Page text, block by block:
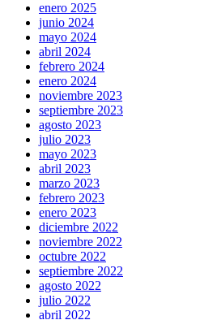
enero 2025
junio 2024
mayo 2024
abril 2024
febrero 2024
enero 2024
noviembre 2023
septiembre 2023
agosto 2023
julio 2023
mayo 2023
abril 2023
marzo 2023
febrero 2023
enero 2023
diciembre 2022
noviembre 2022
octubre 2022
septiembre 2022
agosto 2022
julio 2022
abril 2022